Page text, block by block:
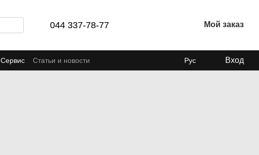
044 337-78-77 Мой заказ
Сервис
Статьи и новости
Рус Вход